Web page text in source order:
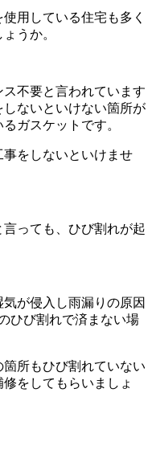
用している住宅も多く
うか。
不要と言われています
ないといけない箇所が
ガスケットです。
をしないといけませ
っても、ひび割れが起
が侵入し雨漏りの原因
ひび割れで済まない場
所もひび割れていない
をしてもらいましょ